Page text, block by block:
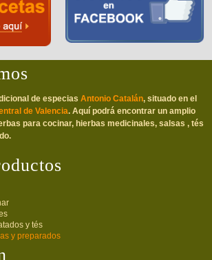
de especias Antonio Catalán, situado en el
de Valencia. Aquí podrá encontrar un amplio
para cocinar, hierbas medicinales, salsas , tés
y tés
y preparados